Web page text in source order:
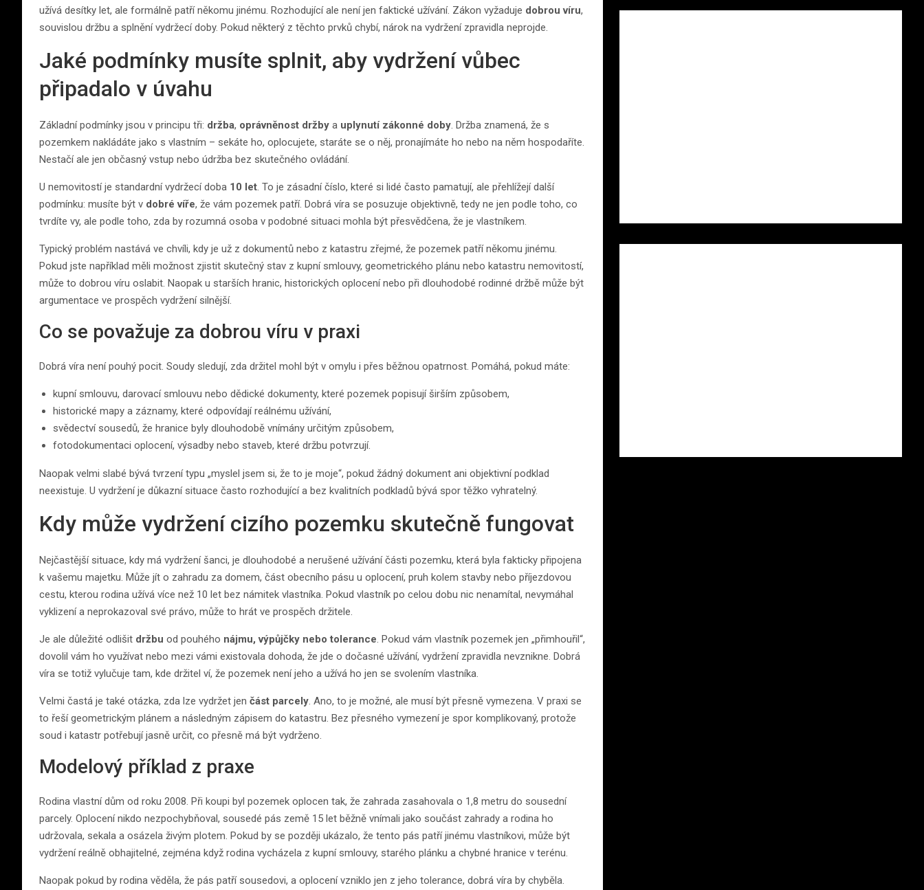
užívá desítky let, ale formálně patří někomu jinému. Rozhodující ale není jen faktické užívání. Zákon vyžaduje dobrou víru,
souvislou držbu a splnění vydržecí doby. Pokud některý z těchto prvků chybí, nárok na vydržení zpravidla neprojde.
Jaké podmínky musíte splnit, aby vydržení vůbec
připadalo v úvahu
Základní podmínky jsou v principu tři: držba, oprávněnost držby a uplynutí zákonné doby. Držba znamená, že s
pozemkem nakládáte jako s vlastním – sekáte ho, oplocujete, staráte se o něj, pronajímáte ho nebo na něm hospodaříte.
Nestačí ale jen občasný vstup nebo údržba bez skutečného ovládání.
U nemovitostí je standardní vydržecí doba 10 let. To je zásadní číslo, které si lidé často pamatují, ale přehlížejí další
podmínku: musíte být v dobré víře, že vám pozemek patří. Dobrá víra se posuzuje objektivně, tedy ne jen podle toho, co
tvrdíte vy, ale podle toho, zda by rozumná osoba v podobné situaci mohla být přesvědčena, že je vlastníkem.
Typický problém nastává ve chvíli, kdy je už z dokumentů nebo z katastru zřejmé, že pozemek patří někomu jinému.
Pokud jste například měli možnost zjistit skutečný stav z kupní smlouvy, geometrického plánu nebo katastru nemovitostí,
může to dobrou víru oslabit. Naopak u starších hranic, historických oplocení nebo při dlouhodobé rodinné držbě může být
argumentace ve prospěch vydržení silnější.
Co se považuje za dobrou víru v praxi
Dobrá víra není pouhý pocit. Soudy sledují, zda držitel mohl být v omylu i přes běžnou opatrnost. Pomáhá, pokud máte:
kupní smlouvu, darovací smlouvu nebo dědické dokumenty, které pozemek popisují širším způsobem,
historické mapy a záznamy, které odpovídají reálnému užívání,
svědectví sousedů, že hranice byly dlouhodobě vnímány určitým způsobem,
fotodokumentaci oplocení, výsadby nebo staveb, které držbu potvrzují.
Naopak velmi slabé bývá tvrzení typu „myslel jsem si, že to je moje“, pokud žádný dokument ani objektivní podklad
neexistuje. U vydržení je důkazní situace často rozhodující a bez kvalitních podkladů bývá spor těžko vyhratelný.
Kdy může vydržení cizího pozemku skutečně fungovat
Nejčastější situace, kdy má vydržení šanci, je dlouhodobé a nerušené užívání části pozemku, která byla fakticky připojena
k vašemu majetku. Může jít o zahradu za domem, část obecního pásu u oplocení, pruh kolem stavby nebo příjezdovou
cestu, kterou rodina užívá více než 10 let bez námitek vlastníka. Pokud vlastník po celou dobu nic nenamítal, nevymáhal
vyklizení a neprokazoval své právo, může to hrát ve prospěch držitele.
Je ale důležité odlišit držbu od pouhého nájmu, výpůjčky nebo tolerance. Pokud vám vlastník pozemek jen „přimhouřil“,
dovolil vám ho využívat nebo mezi vámi existovala dohoda, že jde o dočasné užívání, vydržení zpravidla nevznikne. Dobrá
víra se totiž vylučuje tam, kde držitel ví, že pozemek není jeho a užívá ho jen se svolením vlastníka.
Velmi častá je také otázka, zda lze vydržet jen část parcely. Ano, to je možné, ale musí být přesně vymezena. V praxi se
to řeší geometrickým plánem a následným zápisem do katastru. Bez přesného vymezení je spor komplikovaný, protože
soud i katastr potřebují jasně určit, co přesně má být vydrženo.
Modelový příklad z praxe
Rodina vlastní dům od roku 2008. Při koupi byl pozemek oplocen tak, že zahrada zasahovala o 1,8 metru do sousední
parcely. Oplocení nikdo nezpochybňoval, sousedé pás země 15 let běžně vnímali jako součást zahrady a rodina ho
udržovala, sekala a osázela živým plotem. Pokud by se později ukázalo, že tento pás patří jinému vlastníkovi, může být
vydržení reálně obhajitelné, zejména když rodina vycházela z kupní smlouvy, starého plánku a chybné hranice v terénu.
Naopak pokud by rodina věděla, že pás patří sousedovi, a oplocení vzniklo jen z jeho tolerance, dobrá víra by chyběla.